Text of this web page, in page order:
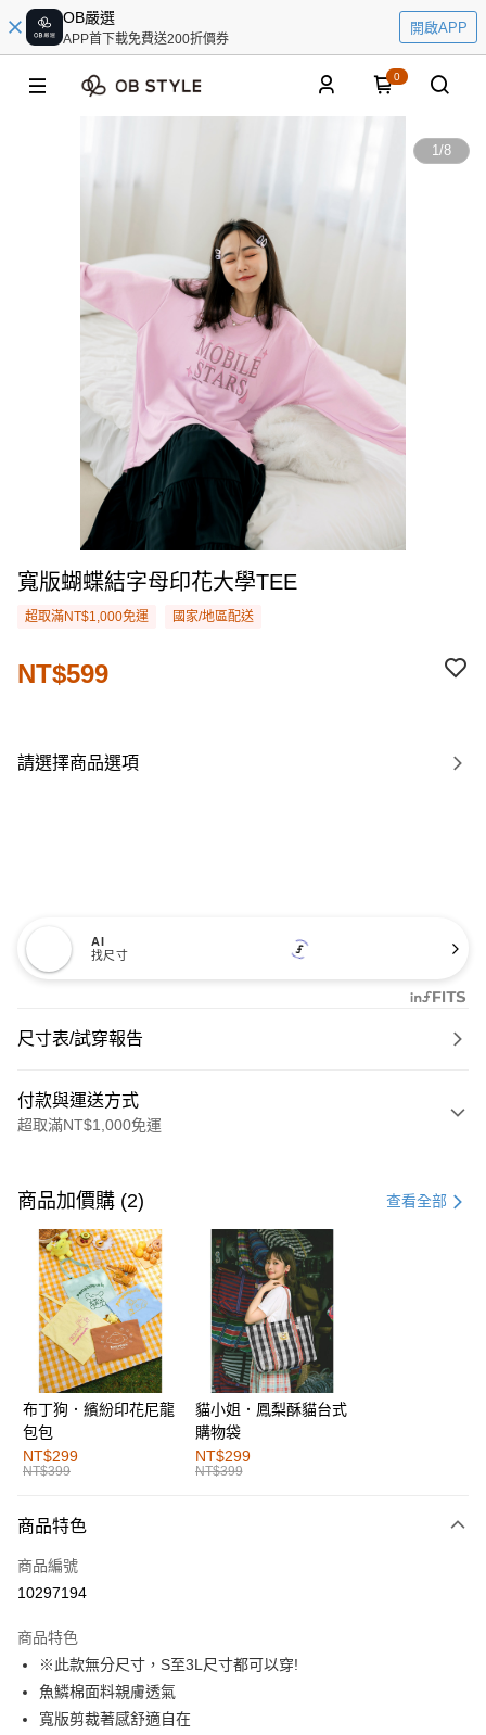
OB嚴選
APP首下載免費送200折價券
開啟APP
0
1/8
寬版蝴蝶結字母印花大學TEE
超取滿NT$1,000免運 國家/地區配送
NT$599
請選擇商品選項
AI
找尺寸
尺寸表/試穿報告
付款與運送方式
超取滿NT$1,000免運
信用卡一次付款
購物金
超商取貨付款
LINE Pay
街口支付
運送方式
全家取貨付款
每筆NT$60，滿NT$1,000(含以上)免運費
付款後全家取貨
萊爾富取貨付款
付款後萊爾富取貨
每筆NT$60，滿NT$1,000(含以上)免運費
7-11取貨付款
商品加價購 (2) 查看全部
布丁狗．繽紛印花尼龍
包包
NT$299
NT$399
貓小姐．鳳梨酥貓台式
購物袋
NT$299
NT$399
商品特色
商品編號
10297194
商品特色
※此款無分尺寸，S至3L尺寸都可以穿!
魚鱗棉面料親膚透氣
寬版剪裁著感舒適自在